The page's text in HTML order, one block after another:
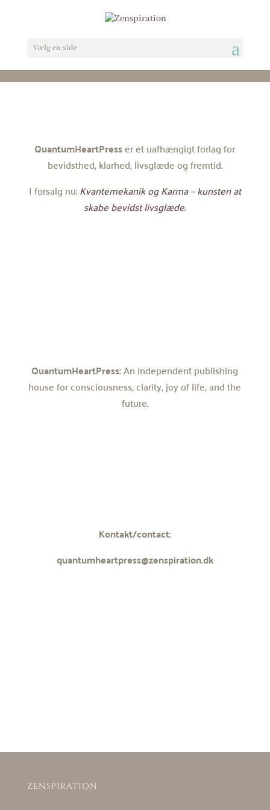
Vælg en side
QuantumHeartPresser et uafhængigt forlag for
bevidsthed, klarhed, livsglæde og fremtid.
I forsalg nu:Kvantemekanik og Karma – kunsten at
skabe bevidst livsglæde.
QuantumHeartPress:An independent publishing
house for consciousness, clarity, joy of life, and the
future.
Kontakt/contact:
quantumheartpress@zenspiration.dk
ZENSPIRATION